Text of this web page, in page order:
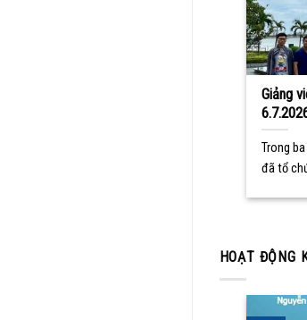
Giảng
Trong
đã tổ
HOẠT ĐỘNG